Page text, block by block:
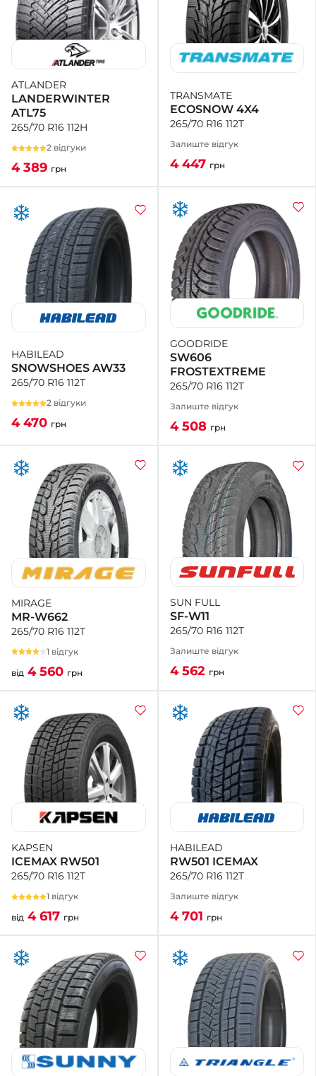
ATLANDER
LANDERWINTER
ATL75
265/70 R16 112H
2 відгуки
4 389 грн
TRANSMATE
ECOSNOW 4X4
265/70 R16 112T
Залиште відгук
4 447 грн
HABILEAD
SNOWSHOES AW33
265/70 R16 112T
2 відгуки
4 470 грн
GOODRIDE
SW606
FROSTEXTREME
265/70 R16 112T
Залиште відгук
4 508 грн
MIRAGE
MR-W662
265/70 R16 112T
1 відгук
від 4 560 грн
SUN FULL
SF-W11
265/70 R16 112T
Залиште відгук
4 562 грн
KAPSEN
ICEMAX RW501
265/70 R16 112T
1 відгук
від 4 617 грн
HABILEAD
RW501 ICEMAX
265/70 R16 112T
Залиште відгук
4 701 грн